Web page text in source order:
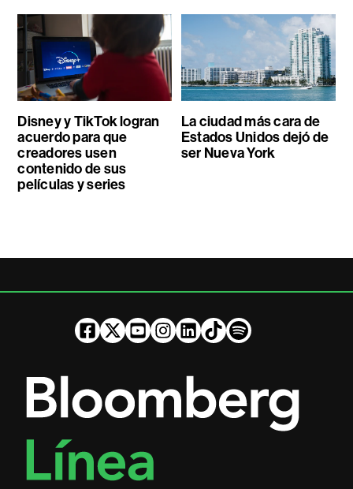
Disney y TikTok logran
acuerdo para que
creadores usen
contenido de sus
películas y series
La ciudad más cara de
Estados Unidos dejó de
ser Nueva York